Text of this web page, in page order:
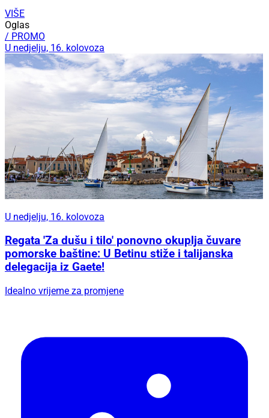
VIŠE
Oglas
/ PROMO
U nedjelju, 16. kolovoza
U nedjelju, 16. kolovoza
Regata 'Za dušu i tilo' ponovno okuplja čuvare
pomorske baštine: U Betinu stiže i talijanska
delegacija iz Gaete!
Idealno vrijeme za promjene